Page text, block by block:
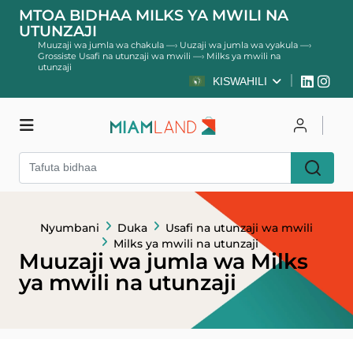
MTOA BIDHAA MILKS YA MWILI NA
UTUNZAJI
Muuzaji wa jumla wa chakula —› Uuzaji wa jumla wa vyakula —›
Grossiste Usafi na utunzaji wa mwili —›Milks ya mwili na
utunzaji
KISWAHILI
Nyumbani Duka
Usafi na utunzaji wa mwili
Milks ya mwili na utunzaji
Muuzaji wa jumla wa Milks
ya mwili na utunzaji